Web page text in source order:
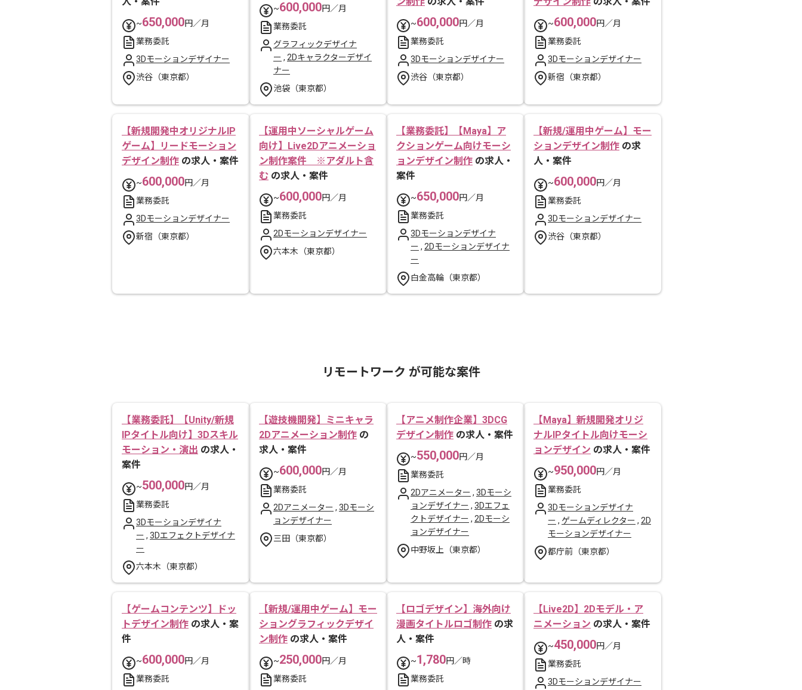
~650,000円／月
業務委託
3Dモーションデザイナー
渋谷（東京都）
~600,000円／月
業務委託
グラフィックデザイナ
ー , 2Dキャラクターデザイ
ナー
池袋（東京都）
~600,000円／月
業務委託
3Dモーションデザイナー
渋谷（東京都）
~600,000円／月
業務委託
3Dモーションデザイナー
新宿（東京都）
【新規開発中オリジナルIP
ゲーム】リードモーション
デザイン制作 の求人・案件
~600,000円／月
業務委託
3Dモーションデザイナー
新宿（東京都）
【運用中ソーシャルゲーム
向け】Live2Dアニメーショ
ン制作案件 ※アダルト含
む の求人・案件
~600,000円／月
業務委託
2Dモーションデザイナー
六本木（東京都）
【業務委託】【Maya】ア
クションゲーム向けモーシ
ョンデザイン制作 の求人・
案件
~650,000円／月
業務委託
3Dモーションデザイナ
ー , 2Dモーションデザイナ
ー
白金高輪（東京都）
【新規/運用中ゲーム】モー
ションデザイン制作 の求
人・案件
~600,000円／月
業務委託
3Dモーションデザイナー
渋谷（東京都）
リモートワーク が可能な案件
【業務委託】【Unity/新規
IPタイトル向け】3Dスキル
モーション・演出 の求人・
案件
~500,000円／月
業務委託
3Dモーションデザイナ
ー , 3Dエフェクトデザイナ
ー
六本木（東京都）
【遊技機開発】ミニキャラ
2Dアニメーション制作 の
求人・案件
~600,000円／月
業務委託
2Dアニメーター , 3Dモーシ
ョンデザイナー
三田（東京都）
【アニメ制作企業】3DCG
デザイン制作 の求人・案件
~550,000円／月
業務委託
2Dアニメーター , 3Dモーシ
ョンデザイナー , 3Dエフェ
クトデザイナー , 2Dモーシ
ョンデザイナー
中野坂上（東京都）
【Maya】新規開発オリジ
ナルIPタイトル向けモーシ
ョンデザイン の求人・案件
~950,000円／月
業務委託
3Dモーションデザイナ
ー , ゲームディレクター , 2D
モーションデザイナー
都庁前（東京都）
【ゲームコンテンツ】ドッ
トデザイン制作 の求人・案
件
~600,000円／月
業務委託
【新規/運用中ゲーム】モー
ショングラフィックデザイ
ン制作 の求人・案件
~250,000円／月
業務委託
【ロゴデザイン】海外向け
漫画タイトルロゴ制作 の求
人・案件
~1,780円／時
業務委託
【Live2D】2Dモデル・ア
ニメーション の求人・案件
~450,000円／月
業務委託
3Dモーションデザイナー